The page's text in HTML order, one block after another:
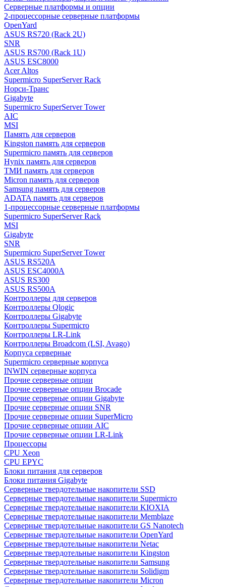
Серверные платформы и опции
2-процессорные серверные платформы
OpenYard
ASUS RS720 (Rack 2U)
SNR
ASUS RS700 (Rack 1U)
ASUS ESC8000
Acer Altos
Supermicro SuperServer Rack
Норси-Транс
Gigabyte
Supermicro SuperServer Tower
AIC
MSI
Память для серверов
Kingston память для серверов
Supermicro память для серверов
Hynix память для серверов
ТМИ память для серверов
Micron память для серверов
Samsung память для серверов
ADATA память для серверов
1-процессорные серверные платформы
Supermicro SuperServer Rack
MSI
Gigabyte
SNR
Supermicro SuperServer Tower
ASUS RS520A
ASUS ESC4000A
ASUS RS300
ASUS RS500A
Контроллеры для серверов
Контроллеры Qlogic
Контроллеры Gigabyte
Контроллеры Supermicro
Контроллеры LR-Link
Контроллеры Broadcom (LSI, Avago)
Корпуса серверные
Supermicro серверные корпуса
INWIN серверные корпуса
Прочие серверные опции
Прочие серверные опции Brocade
Прочие серверные опции Gigabyte
Прочие серверные опции SNR
Прочие серверные опции SuperMicro
Прочие серверные опции AIC
Прочие серверные опции LR-Link
Процессоры
CPU Xeon
CPU EPYC
Блоки питания для серверов
Блоки питания Gigabyte
Серверные твердотельные накопители SSD
Cерверные твердотельные накопители Supermicro
Cерверные твердотельные накопители KIOXIA
Cерверные твердотельные накопители Memblaze
Cерверные твердотельные накопители GS Nanotech
Серверные твердотельные накопители OpenYard
Серверные твердотельные накопители Netac
Cерверные твердотельные накопители Kingston
Cерверные твердотельные накопители Samsung
Cерверные твердотельные накопители Solidigm
Cерверные твердотельные накопители Micron